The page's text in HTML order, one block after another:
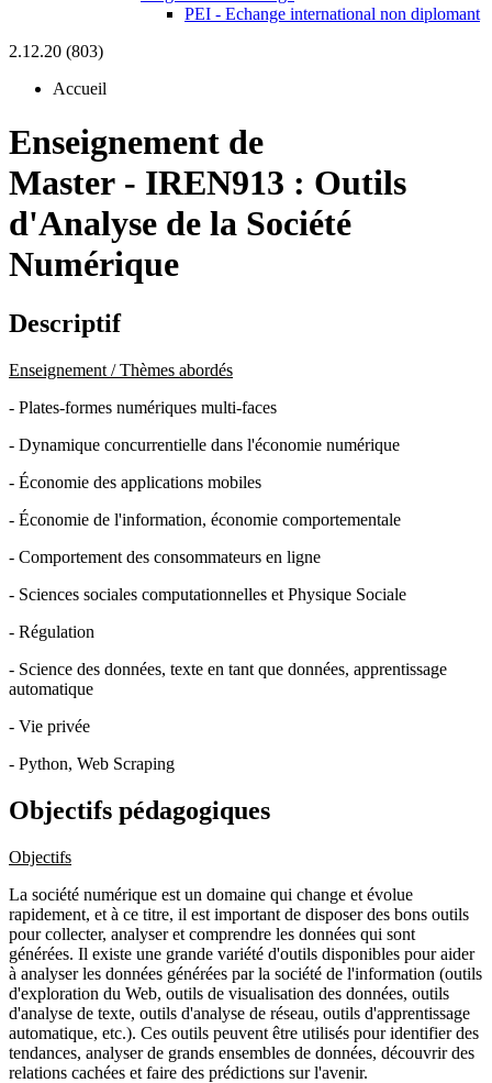
PEI - Echange international non diplomant
2.12.20 (803)
Accueil
Enseignement de
Master - IREN913 : Outils
d'Analyse de la Société
Numérique
Descriptif
Enseignement / Thèmes abordés
- Plates-formes numériques multi-faces
- Dynamique concurrentielle dans l'économie numérique
- Économie des applications mobiles
- Économie de l'information, économie comportementale
- Comportement des consommateurs en ligne
- Sciences sociales computationnelles et Physique Sociale
- Régulation
- Science des données, texte en tant que données, apprentissage
automatique
- Vie privée
- Python, Web Scraping
Objectifs pédagogiques
Objectifs
La société numérique est un domaine qui change et évolue
rapidement, et à ce titre, il est important de disposer des bons outils
pour collecter, analyser et comprendre les données qui sont
générées. Il existe une grande variété d'outils disponibles pour aider
à analyser les données générées par la société de l'information (outils
d'exploration du Web, outils de visualisation des données, outils
d'analyse de texte, outils d'analyse de réseau, outils d'apprentissage
automatique, etc.). Ces outils peuvent être utilisés pour identifier des
tendances, analyser de grands ensembles de données, découvrir des
relations cachées et faire des prédictions sur l'avenir.